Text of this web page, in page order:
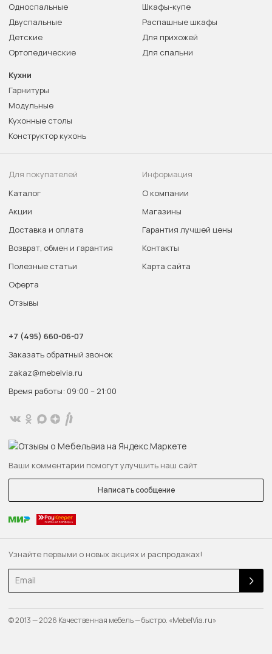
Узнайте первыми о новых акциях и распродажах!
Email
Односпальные
Двуспальные
Детские
Ортопедические
Шкафы-купе
Распашные шкафы
Для прихожей
Для спальни
Кухни
Гарнитуры
Модульные
Кухонные столы
Конструктор кухонь
Для покупателей
Каталог
Акции
Доставка и оплата
Возврат, обмен и гарантия
Полезные статьи
Оферта
Отзывы
Информация
О компании
Магазины
Гарантия лучшей цены
Контакты
Карта сайта
+7 (495) 660-06-07
Заказать обратный звонок
zakaz@mebelvia.ru
Время работы: 09:00 – 21:00
Ваши комментарии помогут улучшить наш сайт
Написать сообщение
© 2013 — 2026 Качественная мебель — быстро. «MebelVia.ru»